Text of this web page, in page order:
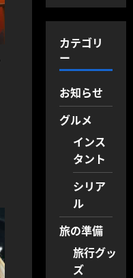
カテゴリ
ー
お知らせ
グルメ
インス
タント
シリア
ル
旅の準備
旅行グッ
ズ